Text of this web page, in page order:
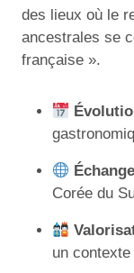
des lieux où le
ancestrales se
française ».
Corée du
un contexte